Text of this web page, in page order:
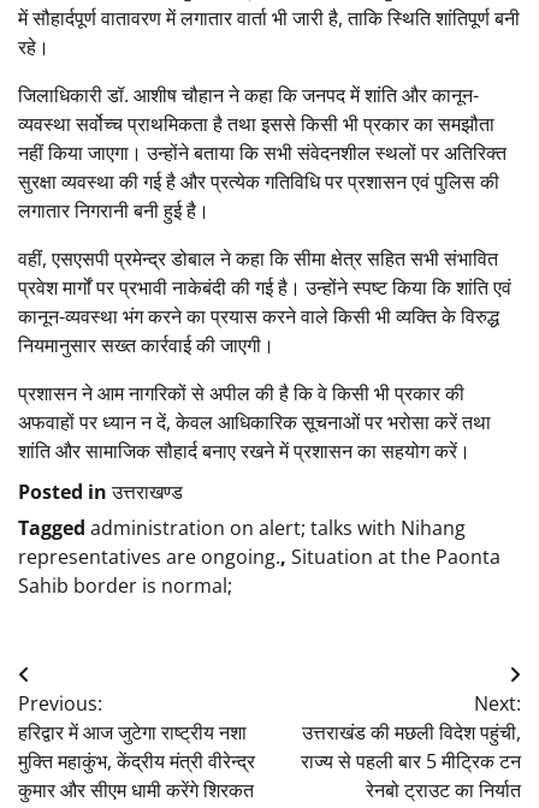
में सौहार्दपूर्ण वातावरण में लगातार वार्ता भी जारी है, ताकि स्थिति शांतिपूर्ण बनी
रहे।
जिलाधिकारी डॉ. आशीष चौहान ने कहा कि जनपद में शांति और कानून-
व्यवस्था सर्वोच्च प्राथमिकता है तथा इससे किसी भी प्रकार का समझौता
नहीं किया जाएगा। उन्होंने बताया कि सभी संवेदनशील स्थलों पर अतिरिक्त
सुरक्षा व्यवस्था की गई है और प्रत्येक गतिविधि पर प्रशासन एवं पुलिस की
लगातार निगरानी बनी हुई है।
वहीं, एसएसपी प्रमेन्द्र डोबाल ने कहा कि सीमा क्षेत्र सहित सभी संभावित
प्रवेश मार्गों पर प्रभावी नाकेबंदी की गई है। उन्होंने स्पष्ट किया कि शांति एवं
कानून-व्यवस्था भंग करने का प्रयास करने वाले किसी भी व्यक्ति के विरुद्ध
नियमानुसार सख्त कार्रवाई की जाएगी।
प्रशासन ने आम नागरिकों से अपील की है कि वे किसी भी प्रकार की
अफवाहों पर ध्यान न दें, केवल आधिकारिक सूचनाओं पर भरोसा करें तथा
शांति और सामाजिक सौहार्द बनाए रखने में प्रशासन का सहयोग करें।
Posted inउत्तराखण्ड
Tagged administration on alert; talks with Nihang
representatives are ongoing., Situation at the Paonta
Sahib border is normal;
Post
navigation
Previous:
हरिद्वार में आज जुटेगा राष्ट्रीय नशा
मुक्ति महाकुंभ, केंद्रीय मंत्री वीरेन्द्र
कुमार और सीएम धामी करेंगे शिरकत
Next:
उत्तराखंड की मछली विदेश पहुंची,
राज्य से पहली बार 5 मीट्रिक टन
रेनबो ट्राउट का निर्यात